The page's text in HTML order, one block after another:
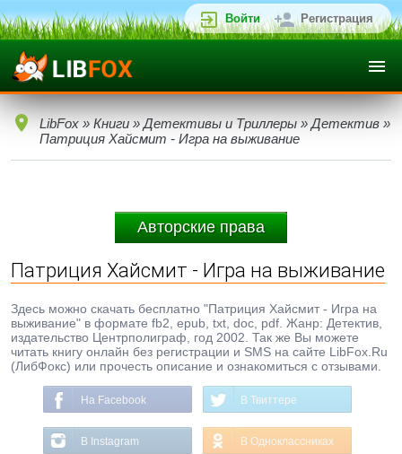
Войти Регистрация
LibFox » Книги » Детективы и Триллеры » Детектив »
Патриция Хайсмит - Игра на выживание
Авторские права
Патриция Хайсмит - Игра на выживание
Здесь можно скачать бесплатно "Патриция Хайсмит - Игра на
выживание" в формате fb2, epub, txt, doc, pdf. Жанр: Детектив,
издательство Центрполиграф, год 2002. Так же Вы можете
читать книгу онлайн без регистрации и SMS на сайте LibFox.Ru
(ЛибФокс) или прочесть описание и ознакомиться с отзывами.
На Facebook В Твиттере
В Instagram В Одноклассниках